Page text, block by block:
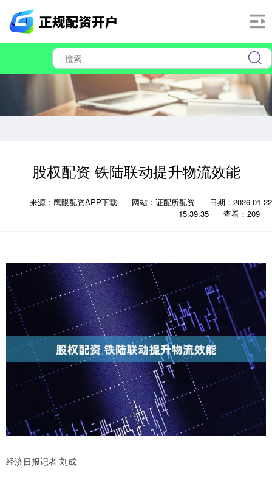
股权配资 铁陆联动提升物流效能
来源：鹰眼配资APP下载 网站：证配所配资
日期：2026-01-22
15:39:35
查看：209
经济日报记者 刘成